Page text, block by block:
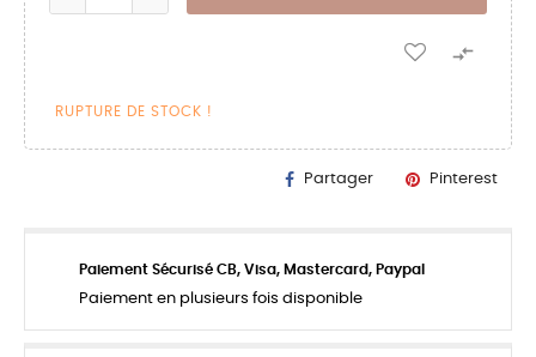

RUPTURE DE STOCK !
Partager Pinterest
Paiement Sécurisé CB, Visa, Mastercard, Paypal
Paiement en plusieurs fois disponible